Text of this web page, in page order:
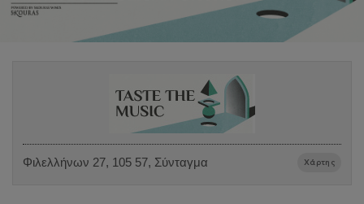
Φιλελλήνων 27, 105 57, Σύνταγμα Χάρτης